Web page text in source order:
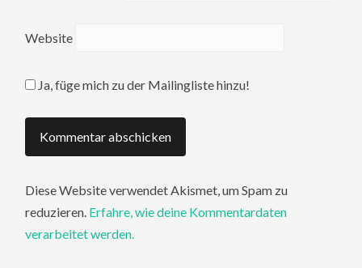
Website
Ja, füge mich zu der Mailingliste hinzu!
Diese Website verwendet Akismet, um Spam zu
reduzieren. Erfahre, wie deine Kommentardaten
verarbeitet werden.